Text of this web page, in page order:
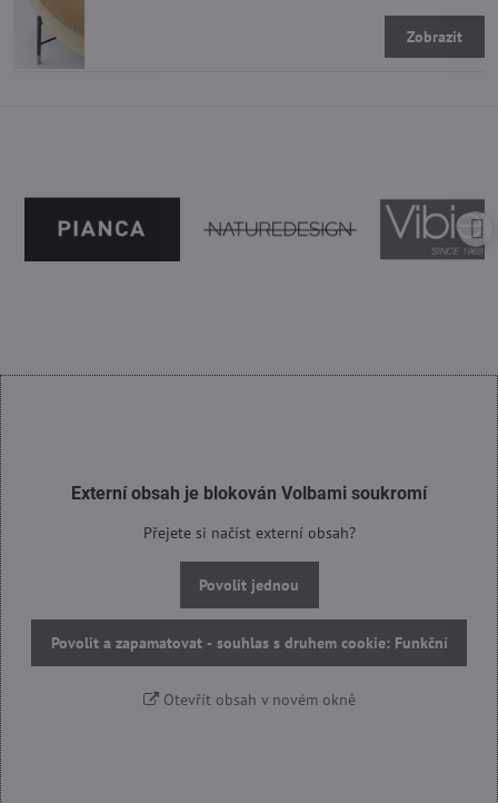
Zobrazit
Externí obsah je blokován Volbami soukromí
Přejete si načíst externí obsah?
Povolit jednou
Povolit a zapamatovat - souhlas s druhem cookie: Funkční
Otevřít obsah v novém okně